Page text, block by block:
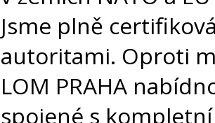
Jsme plně
autoritami. Oproti
LOM PRAHA
spojené s